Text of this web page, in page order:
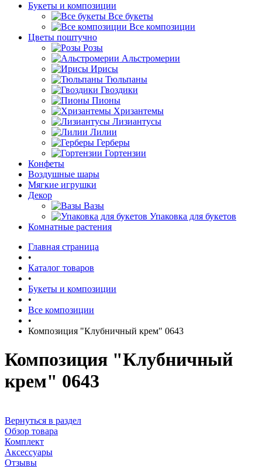
Букеты и композиции
Все букеты
Все композиции
Цветы поштучно
Розы
Альстромерии
Ирисы
Тюльпаны
Гвоздики
Пионы
Хризантемы
Лизиантусы
Лилии
Герберы
Гортензии
Конфеты
Воздушные шары
Мягкие игрушки
Декор
Вазы
Упаковка для букетов
Комнатные растения
Главная страница
•
Каталог товаров
•
Букеты и композиции
•
Все композиции
•
Композиция "Клубничный крем" 0643
Композиция "Клубничный
крем" 0643
Вернуться в раздел
Обзор товара
Комплект
Аксессуары
Отзывы